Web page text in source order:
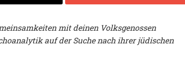
mit deinen Volksgenossen
auf der Suche nach ihrer jüdischen